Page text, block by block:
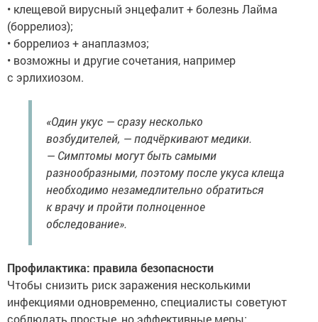
• клещевой вирусный энцефалит + болезнь Лайма
(боррелиоз);
• боррелиоз + анаплазмоз;
• возможны и другие сочетания, например
с эрлихиозом.
«Один укус — сразу несколько
возбудителей, — подчёркивают медики.
— Симптомы могут быть самыми
разнообразными, поэтому после укуса клеща
необходимо незамедлительно обратиться
к врачу и пройти полноценное
обследование».
Профилактика: правила безопасности
Чтобы снизить риск заражения несколькими
инфекциями одновременно, специалисты советуют
соблюдать простые, но эффективные меры: